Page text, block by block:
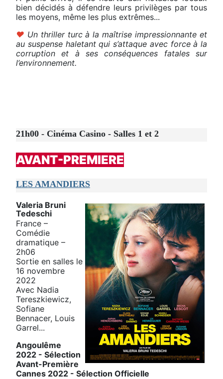
bien décidés à défendre leurs privilèges par tous
les moyens, même les plus extrêmes...
♥ Un thriller turc à la maîtrise impressionnante et
au suspense haletant qui s’attaque avec force à la
corruption et à ses conséquences fatales sur
l’environnement.
21h00 - Cinéma Casino - Salles 1 et 2
AVANT-PREMIERE
LES AMANDIERS
Valeria Bruni
Tedeschi
France –
Comédie
dramatique –
2h06
Sortie en salles le
16 novembre
2022
Avec Nadia
Tereszkiewicz,
Sofiane
Bennacer, Louis
Garrel...
Angoulême
2022 - Sélection
Avant-Première
Cannes 2022 - Sélection Officielle